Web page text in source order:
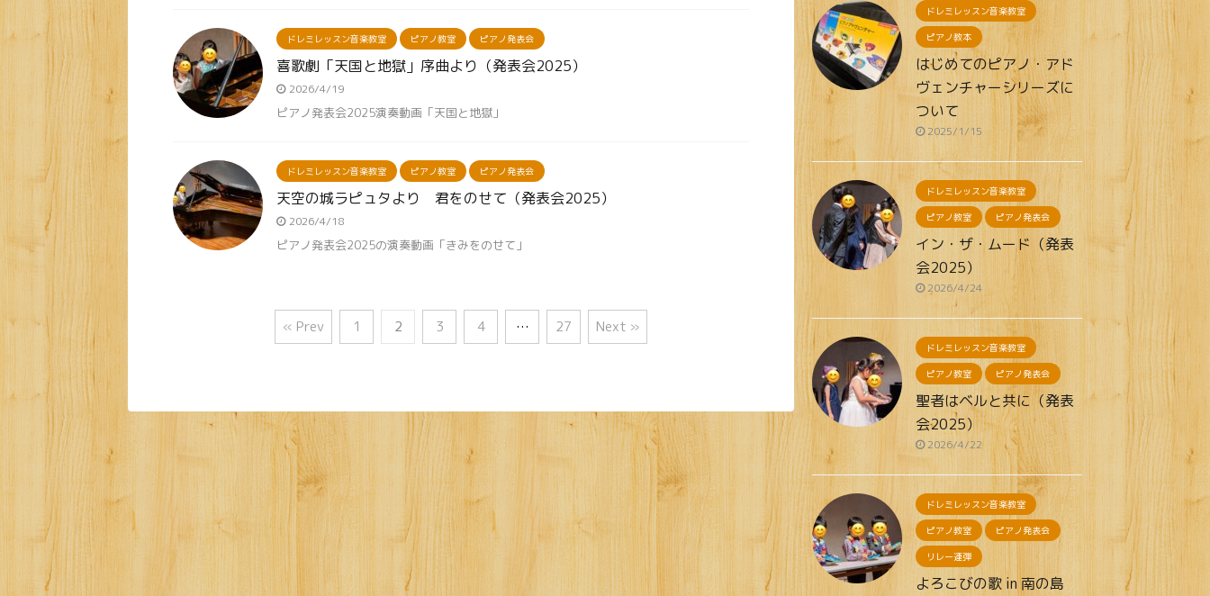
ドレミレッスン音楽教室 ピアノ教室 ピアノ発表会
喜歌劇「天国と地獄」序曲より（発表会2025）
2026/4/19
ピアノ発表会2025演奏動画「天国と地獄」
ドレミレッスン音楽教室 ピアノ教室 ピアノ発表会
天空の城ラピュタより 君をのせて（発表会2025）
2026/4/18
ピアノ発表会2025の演奏動画「きみをのせて」
« Prev 1 2 3 4 … 27 Next »
ドレミレッスン音楽教室
ピアノ教本
はじめてのピアノ・アド
ヴェンチャーシリーズに
ついて
2025/1/15
ドレミレッスン音楽教室
ピアノ教室 ピアノ発表会
イン・ザ・ムード（発表
会2025）
2026/4/24
ドレミレッスン音楽教室
ピアノ教室 ピアノ発表会
聖者はベルと共に（発表
会2025）
2026/4/22
ドレミレッスン音楽教室
ピアノ教室 ピアノ発表会
リレー連弾
よろこびの歌 in 南の島